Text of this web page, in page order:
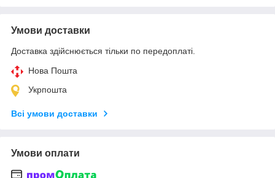
Умови доставки
Доставка здійснюється тільки по передоплаті.
Нова Пошта
Укрпошта
Всі умови доставки
Умови оплати